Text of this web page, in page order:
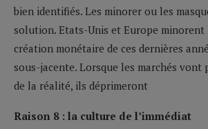
bien identifiés. Les minorer ou les
solution. Etats-Unis et Europe minorent
création monétaire de ces dernières
sous-jacente. Lorsque les marchés vont
de la réalité, ils déprimeront
Raison 8 : la culture de l’immédiat